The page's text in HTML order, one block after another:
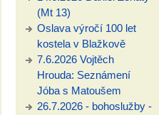
(Mt 13)
Oslava výročí 100 let
kostela v Blažkově
7.6.2026 Vojtěch
Hrouda: Seznámení
Jóba s Matoušem
26.7.2026 - bohoslužby -